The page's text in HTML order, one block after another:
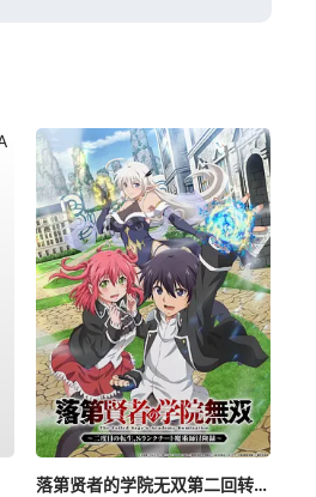
落第贤者的学院无双第二回转生，S等级作弊魔术师冒险记